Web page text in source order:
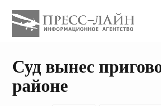
Суд вынес
районе